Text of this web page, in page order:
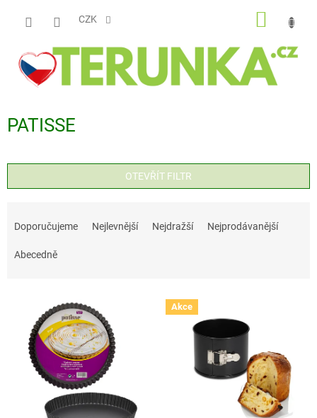
CZK
PATISSE
OTEVŘÍT FILTR
aDoporučujeme Nejlevnější Nejdražší Nejprodávanější
Abecedně
Akce